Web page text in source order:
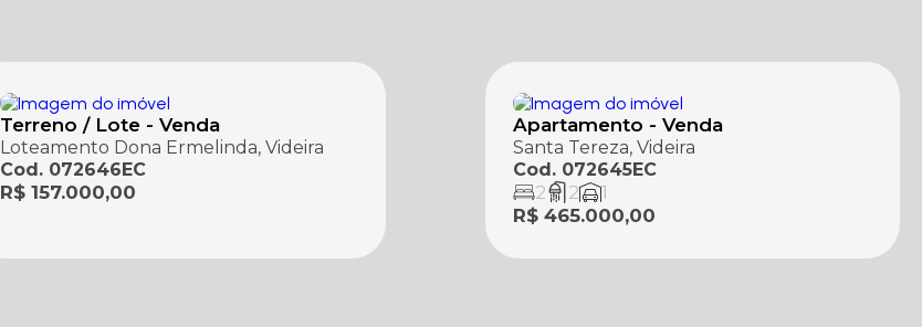
Terreno / Lote - Venda
Loteamento Dona Ermelinda, Videira
Cod. 072646EC
R$ 157.000,00
Apartamento - Venda
Santa Tereza, Videira
Cod. 072645EC
2 2
1
R$ 465.000,00